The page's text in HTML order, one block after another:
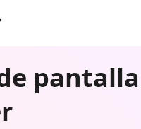
pantalla